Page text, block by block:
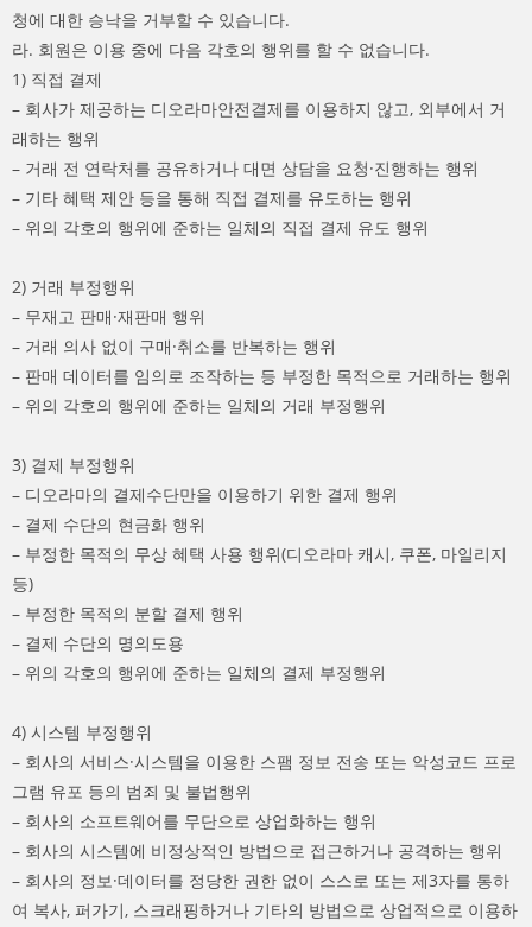
청에 대한 승낙을 거부할 수 있습니다.
라. 회원은 이용 중에 다음 각호의 행위를 할 수 없습니다.
1) 직접 결제
– 회사가 제공하는 디오라마안전결제를 이용하지 않고, 외부에서 거
래하는 행위
– 거래 전 연락처를 공유하거나 대면 상담을 요청·진행하는 행위
– 기타 혜택 제안 등을 통해 직접 결제를 유도하는 행위
– 위의 각호의 행위에 준하는 일체의 직접 결제 유도 행위
2) 거래 부정행위
– 무재고 판매·재판매 행위
– 거래 의사 없이 구매·취소를 반복하는 행위
– 판매 데이터를 임의로 조작하는 등 부정한 목적으로 거래하는 행위
– 위의 각호의 행위에 준하는 일체의 거래 부정행위
3) 결제 부정행위
– 디오라마의 결제수단만을 이용하기 위한 결제 행위
– 결제 수단의 현금화 행위
– 부정한 목적의 무상 혜택 사용 행위(디오라마 캐시, 쿠폰, 마일리지
등)
– 부정한 목적의 분할 결제 행위
– 결제 수단의 명의도용
– 위의 각호의 행위에 준하는 일체의 결제 부정행위
4) 시스템 부정행위
– 회사의 서비스·시스템을 이용한 스팸 정보 전송 또는 악성코드 프로
그램 유포 등의 범죄 및 불법행위
– 회사의 소프트웨어를 무단으로 상업화하는 행위
– 회사의 시스템에 비정상적인 방법으로 접근하거나 공격하는 행위
– 회사의 정보·데이터를 정당한 권한 없이 스스로 또는 제3자를 통하
여 복사, 퍼가기, 스크래핑하거나 기타의 방법으로 상업적으로 이용하